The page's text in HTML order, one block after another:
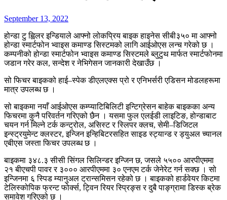
September 13, 2022
होन्डा टु ह्विलर इन्डियाले आफ्नो लोकप्रिय बाइक हाइनेस सीबी३५० मा आफ्नो
होन्डा स्मार्टफोन भ्वाइस कमाण्ड सिस्टमको लागि आईओएस लन्च गरेको छ ।
कम्पनीको होन्डा स्मार्टफोन भ्वाइस कमाण्ड सिस्टमले ब्लुटुथ मार्फत स्मार्टफोनमा
जडान गरेर कल, सन्देश र नेभिगेसन जानकारी देखाउँछ ।
सो फिचर बाइकको हाई–स्पेक डीएलएक्स प्रो र एनिभर्सरी एडिसन मोडलहरूमा
मात्र उपलब्ध छ ।
सो बाइकमा नयाँ आईओएस कम्प्याटिबिलिटी इन्टिग्रेसन बाहेक बाइकका अन्य
फिचरमा कुनै परिवर्तन गरिएको छैन । यसमा फुल एलईडी लाइटिङ, होन्डाबाट
चयन गर्न मिल्ने टर्क कन्ट्रोल, असिस्ट र स्लिपर क्लच, सेमी–डिजिटल
इन्स्ट्रयुमेन्ट क्लस्टर, इन्जिन इन्हिबिटरसहित साइड स्ट्यान्ड र ड्युअल च्यानल
एबीएस जस्ता फिचर उपलब्ध छ ।
बाइकमा ३४८.३ सीसी सिंगल सिलिन्डर इन्जिन छ, जसले ५५०० आरपीएममा
२१ बीएचपी पावर र ३००० आरपीएममा ३० एनएम टर्क जेनेरेट गर्न सक्छ । सो
इन्जिनमा ६ स्पिड म्यानुअल ट्रान्समिसन रहेको छ । बाइकको हार्डवेयर किटमा
टेलिस्कोपिक फ्रन्ट फोर्क्स, ट्विन रियर स्प्रिङ्स र दुबै पाङ्ग्रामा डिस्क ब्रेक
समावेश गरिएको छ ।